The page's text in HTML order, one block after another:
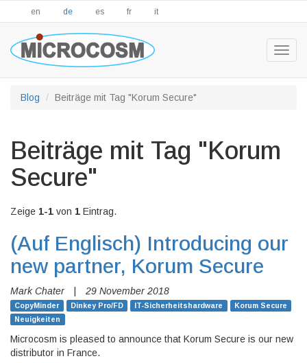
en de es fr it
Blog Beiträge mit Tag "Korum Secure"
Beiträge mit Tag "Korum
Secure"
Zeige 1-1 von 1 Eintrag.
(Auf Englisch) Introducing our
new partner, Korum Secure
Mark Chater 29 November 2018
CopyMinder Dinkey Pro/FD IT-Sicherheitshardware
Korum Secure
Neuigkeiten
Microcosm is pleased to announce that Korum Secure is our new
distributor in France.